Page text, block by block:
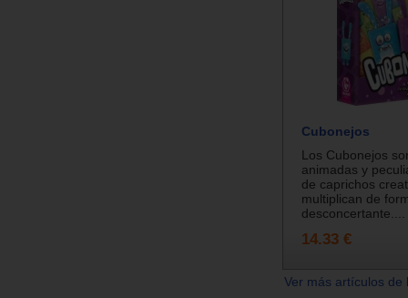
Cubonejos
Los Cubonejos
animadas y
de caprichos
multiplican de
desconcertante....
14.33 €
Ver más artículos